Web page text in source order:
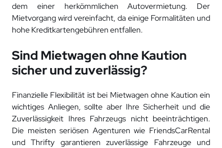
dem einer herkömmlichen Autovermietung. Der
Mietvorgang wird vereinfacht, da einige Formalitäten und
hohe Kreditkartengebühren entfallen.
Sind Mietwagen ohne Kaution
sicher und zuverlässig?
Finanzielle Flexibilität ist bei Mietwagen ohne Kaution ein
wichtiges Anliegen, sollte aber Ihre Sicherheit und die
Zuverlässigkeit Ihres Fahrzeugs nicht beeinträchtigen.
Die meisten seriösen Agenturen wie FriendsCarRental
und Thrifty garantieren zuverlässige Fahrzeuge und